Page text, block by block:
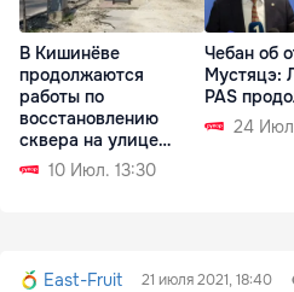
В Кишинёве
продолжаются
работы по
восстановлению
сквера на улице
Букурешть
10 Июл. 13:30
Чебан об
Мустяцэ:
PAS
24
East-Fruit 21 июля 2021, 18:40